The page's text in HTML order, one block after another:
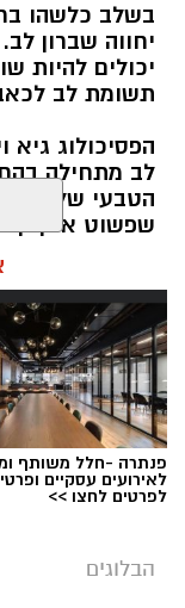
בשלב כלשהו
יחווה שברון
יכולים להיות
תשומת לב
הפסיכולוג גיא
לב מתחילה
הטבעי שלנו
שפשוט אינן
שיעזור לנו,
הלב שלנו אולי
חייבים להישבר
מערכת האתר / 09:04 23.07.26
תגים:טד
פנתרה -חלל משותף
לאירועים עסקיים
לפרטים לחצו >>
הבלוגים